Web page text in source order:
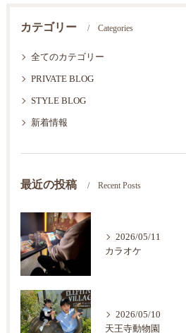
カテゴリー Categories
全てのカテゴリー
PRIVATE BLOG
STYLE BLOG
新着情報
最近の投稿 Recent Posts
2026/05/11
カラオケ
2026/05/10
天王寺動物園